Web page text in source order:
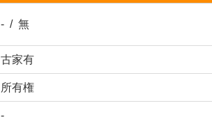
- / 無
古家有
所有権
-